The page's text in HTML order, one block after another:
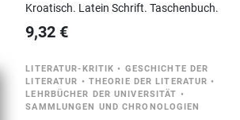
Kroatisch. Latein Schrift.Taschenbuch.
9,32 €
LITERATUR-KRITIK • GESCHICHTE DER
LITERATUR • THEORIE DER LITERATUR •
LEHRBÜCHER DER UNIVERSITÄT •
SAMMLUNGEN UND CHRONOLOGIEN